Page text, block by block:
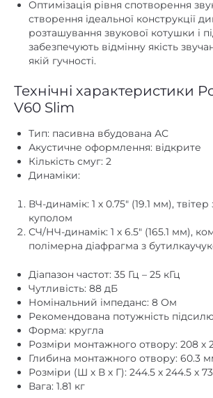
Цифровий коаксіальний
Установка
Чутливість, дБ/Вт/м
Фазоінвертор
Функція Power Bank
розташування звукової котушки і
забезпечують відмінну якість
якій гучності.
Технічні характеристики
V60 Slim
Тип: пасивна вбудована АС
Акустичне оформлення: відкрите
Кількість смуг: 2
Динаміки:
ВЧ-динамік: 1 х 0.75″ (19.1 мм),
СЧ/НЧ-динамік: 1 x 6.5″ (165.1 мм),
полімерна діафрагма з
Діапазон частот: 35 Гц – 25 кГц
Чутливість: 88 дБ
Номінальний імпеданс: 8 Ом
Рекомендована потужність
Форма: кругла
Розміри монтажного отвору: 208 х
Глибина монтажного отвору: 60.3 мм
Розміри (Ш х В х Г): 244.5 х 244.5 х
Вага: 1.81 кг